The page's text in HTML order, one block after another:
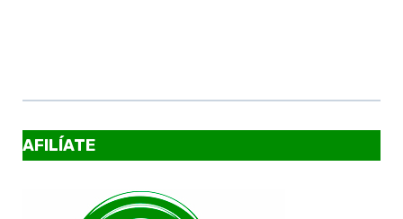
AFILÍATE